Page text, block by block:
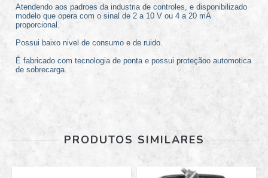
Atendendo aos padroes da industria de controles, e disponibilizado
modelo que opera com o sinal de 2 a 10 V ou 4 a 20 mA
proporcional.
Possui baixo nivel de consumo e de ruido.
É fabricado com tecnologia de ponta e possui proteçãoo automotica
de sobrecarga.
PRODUTOS SIMILARES